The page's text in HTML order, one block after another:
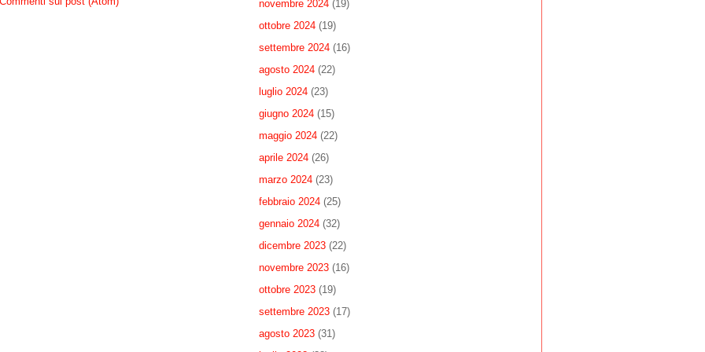
novembre 2024 (19)
ottobre 2024 (19)
settembre 2024 (16)
agosto 2024 (22)
luglio 2024 (23)
giugno 2024 (15)
maggio 2024 (22)
aprile 2024 (26)
marzo 2024 (23)
febbraio 2024 (25)
gennaio 2024 (32)
dicembre 2023 (22)
novembre 2023 (16)
ottobre 2023 (19)
settembre 2023 (17)
agosto 2023 (31)